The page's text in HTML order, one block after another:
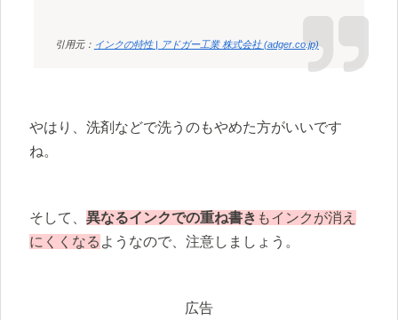
引用元： インクの特性 | アドガー工業 株式会社 (adger.co.jp)
やはり、洗剤などで洗うのもやめた方がいいです
ね。
そして、 異なるインクでの重ね書き もインクが消え
にくくなる ようなので、注意しましょう。
広告